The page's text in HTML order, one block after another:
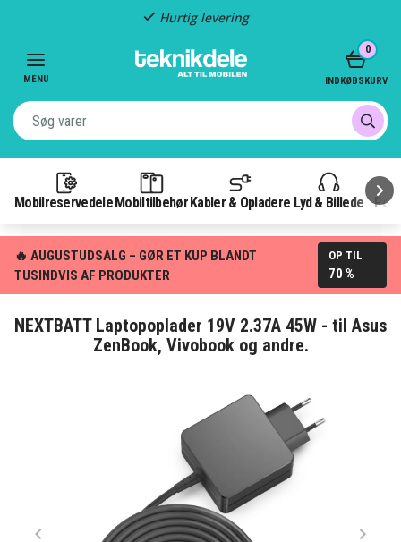
Hurtig levering
MENU
Mobilreservedele Mobiltilbehør Kabler & Opladere Lyd & Billede
0
INDKØBSKURV
🔥 AUGUSTUDSALG – GØR ET KUP BLANDT
TUSINDVIS AF PRODUKTER
OP TIL
70 %
NEXTBATT Laptopoplader 19V 2.37A 45W - til Asus
ZenBook, Vivobook og andre.